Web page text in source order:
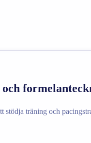
stödja träning och